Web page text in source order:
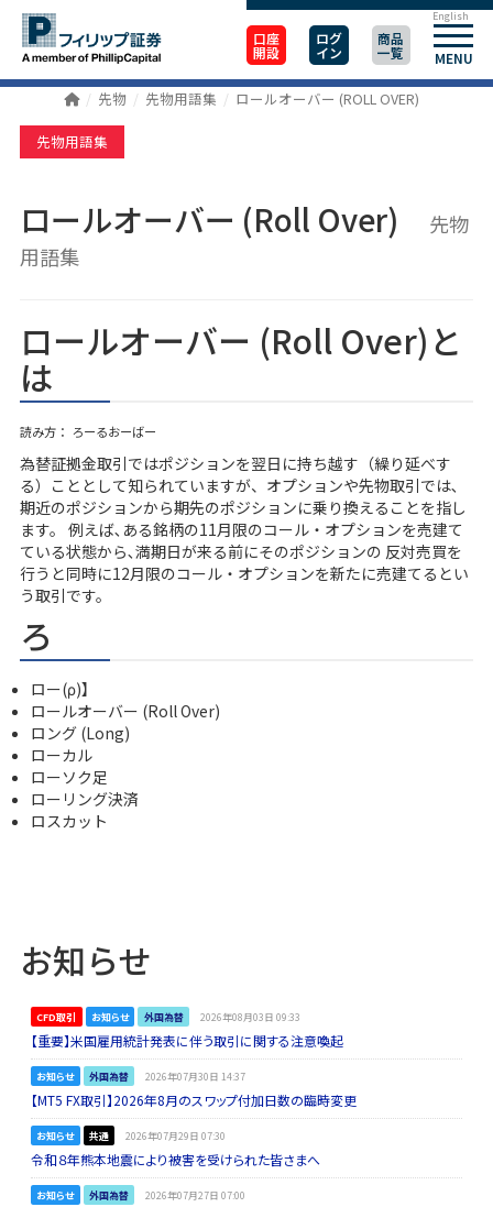
口座
開設
ログ
イン
商品
一覧 MENU
English
先物 先物用語集 ロールオーバー (ROLL OVER)
先物用語集
ロールオーバー (Roll Over)
先物
用語集
ロールオーバー (Roll Over)と
は
読み方： ろーるおーばー
為替証拠金取引ではポジションを翌日に持ち越す（繰り延べす
る）こととして知られていますが、オプションや先物取引では､
期近のポジションから期先のポジションに乗り換えることを指し
ます。 例えば､ある銘柄の11月限のコール・オプションを売建て
ている状態から､満期日が来る前にそのポジションの 反対売買を
行うと同時に12月限のコール・オプションを新たに売建てるとい
う取引です。
ろ
ロー(ρ)】
ロールオーバー (Roll Over)
ロング (Long)
ローカル
ローソク足
ローリング決済
ロスカット
お知らせ
CFD取引 お知らせ 外国為替 2026年08月03日 09:33
【重要】米国雇用統計発表に伴う取引に関する注意喚起
お知らせ 外国為替 2026年07月30日 14:37
【MT5 FX取引】2026年8月のスワップ付加日数の臨時変更
お知らせ 共通 2026年07月29日 07:30
令和８年熊本地震により被害を受けられた皆さまへ
お知らせ 外国為替 2026年07月27日 07:00